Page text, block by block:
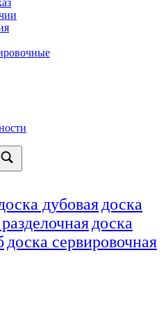
дубовая доска
доска
доска сервировочная